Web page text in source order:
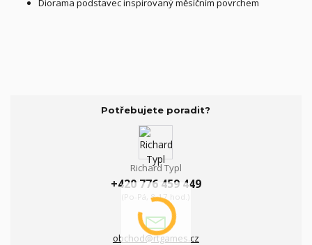
Diorama podstavec inspirovaný měsíčním povrchem
Potřebujete poradit?
Richard Typl
+420 776 459 449
(Po-Pá, 8-17 hod.)
obchod@rtgames.cz